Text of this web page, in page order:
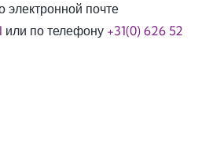
электронной почте
или по телефону +31(0) 626 52